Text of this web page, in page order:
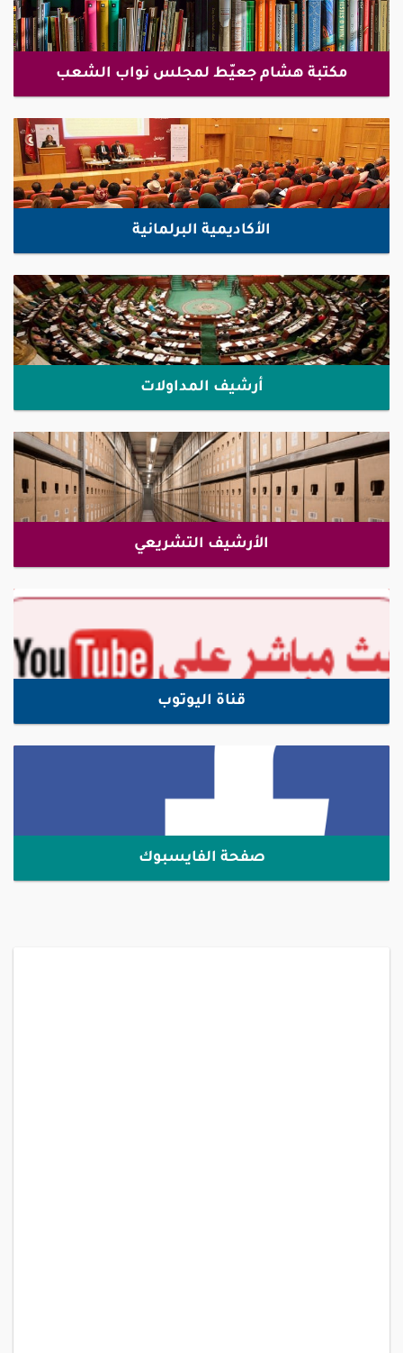
مكتبة هشام جعيّط لمجلس نواب الشعب
الأكاديمية البرلمانية
أرشيف المداولات
الأرشيف التشريعي
قناة اليوتوب
صفحة الفايسبوك